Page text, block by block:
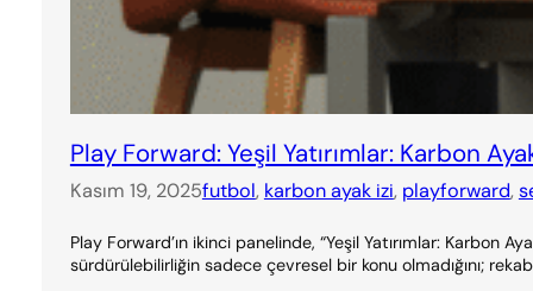
Play Forward: Yeşil Yatırımlar: Karbon
Kasım 19, 2025futbol, karbon ayak izi, playforward,
Play Forward’ın ikinci panelinde, “Yeşil Yatırımlar:
sürdürülebilirliğin sadece çevresel bir konu olmadığını;